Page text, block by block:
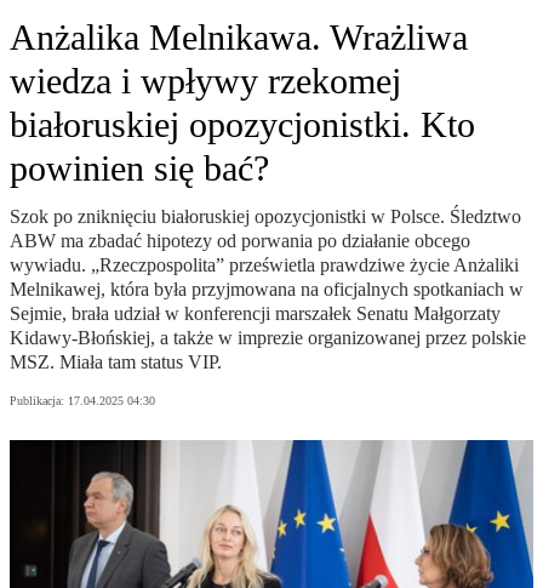
Anżalika Melnikawa. Wrażliwa
wiedza i wpływy rzekomej
białoruskiej opozycjonistki. Kto
powinien się bać?
Szok po zniknięciu białoruskiej opozycjonistki w Polsce. Śledztwo
ABW ma zbadać hipotezy od porwania po działanie obcego
wywiadu. „Rzeczpospolita” prześwietla prawdziwe życie Anżaliki
Melnikawej, która była przyjmowana na oficjalnych spotkaniach w
Sejmie, brała udział w konferencji marszałek Senatu Małgorzaty
Kidawy-Błońskiej, a także w imprezie organizowanej przez polskie
MSZ. Miała tam status VIP.
Publikacja: 17.04.2025 04:30